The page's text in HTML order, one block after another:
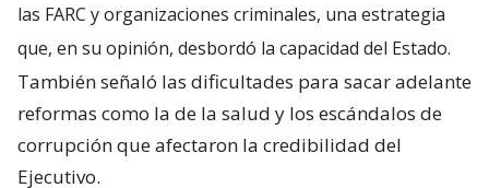
las FARC y organizaciones criminales, una estrategia
que, en su opinión, desbordó la capacidad del Estado.
También señaló las dificultades para sacar adelante
reformas como la de la salud y los escándalos de
corrupción que afectaron la credibilidad del
Ejecutivo.